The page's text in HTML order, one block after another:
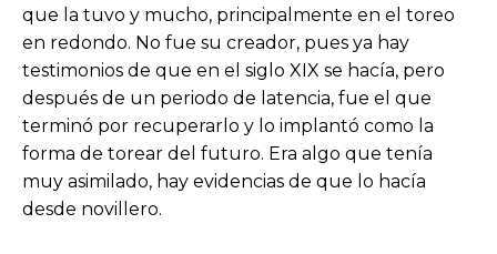
que la tuvo y mucho, principalmente en el toreo
en redondo. No fue su creador, pues ya hay
testimonios de que en el siglo XIX se hacía, pero
después de un periodo de latencia, fue el que
terminó por recuperarlo y lo implantó como la
forma de torear del futuro. Era algo que tenía
muy asimilado, hay evidencias de que lo hacía
desde novillero.